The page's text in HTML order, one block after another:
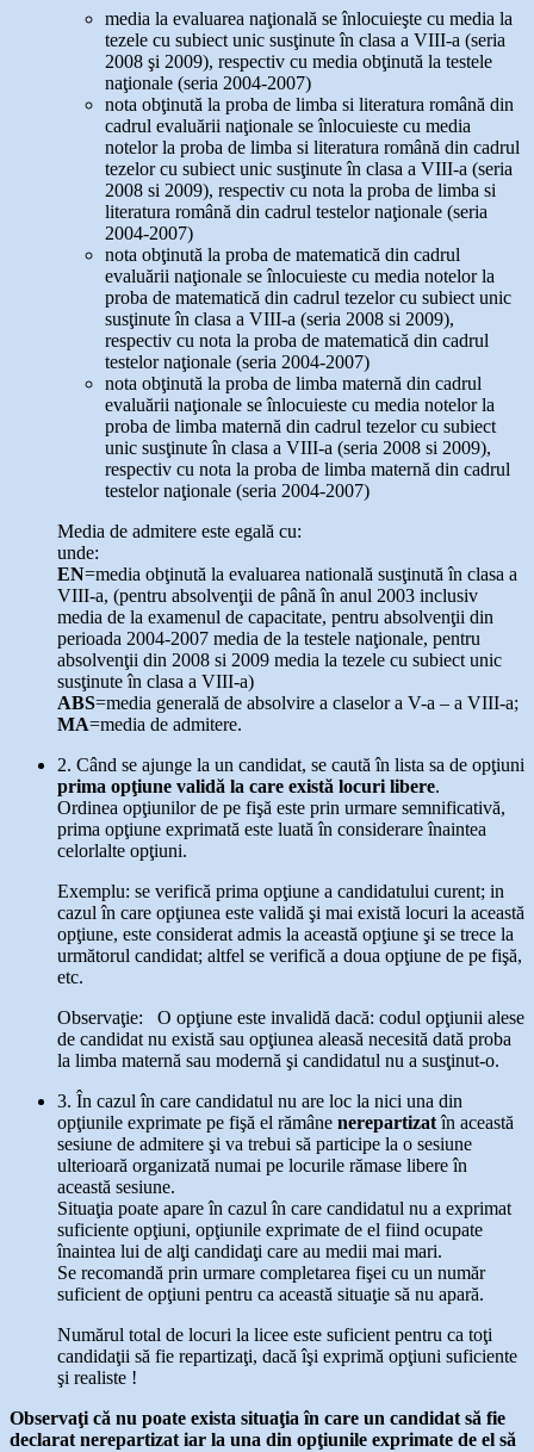
media la evaluarea naţională se înlocuieşte cu media la
tezele cu subiect unic susţinute în clasa a VIII-a (seria
2008 şi 2009), respectiv cu media obţinută la testele
naţionale (seria 2004-2007)
nota obţinută la proba de limba si literatura română din
cadrul evaluării naţionale se înlocuieste cu media
notelor la proba de limba si literatura română din cadrul
tezelor cu subiect unic susţinute în clasa a VIII-a (seria
2008 si 2009), respectiv cu nota la proba de limba si
literatura română din cadrul testelor naţionale (seria
2004-2007)
nota obţinută la proba de matematică din cadrul
evaluării naţionale se înlocuieste cu media notelor la
proba de matematică din cadrul tezelor cu subiect unic
susţinute în clasa a VIII-a (seria 2008 si 2009),
respectiv cu nota la proba de matematică din cadrul
testelor naţionale (seria 2004-2007)
nota obţinută la proba de limba maternă din cadrul
evaluării naţionale se înlocuieste cu media notelor la
proba de limba maternă din cadrul tezelor cu subiect
unic susţinute în clasa a VIII-a (seria 2008 si 2009),
respectiv cu nota la proba de limba maternă din cadrul
testelor naţionale (seria 2004-2007)
Media de admitere este egală cu:
unde:
EN=media obţinută la evaluarea natională susţinută în clasa a
VIII-a, (pentru absolvenţii de până în anul 2003 inclusiv
media de la examenul de capacitate, pentru absolvenţii din
perioada 2004-2007 media de la testele naţionale, pentru
absolvenţii din 2008 si 2009 media la tezele cu subiect unic
susţinute în clasa a VIII-a)
ABS=media generală de absolvire a claselor a V-a – a VIII-a;
MA=media de admitere.
2. Când se ajunge la un candidat, se caută în lista sa de opţiuni
prima opţiune validă la care există locuri libere.
Ordinea opţiunilor de pe fişă este prin urmare semnificativă,
prima opţiune exprimată este luată în considerare înaintea
celorlalte opţiuni.
Exemplu: se verifică prima opţiune a candidatului curent; in
cazul în care opţiunea este validă şi mai există locuri la această
opţiune, este considerat admis la această opţiune şi se trece la
următorul candidat; altfel se verifică a doua opţiune de pe fişă,
etc.
Observaţie: O opţiune este invalidă dacă: codul opţiunii alese
de candidat nu există sau opţiunea aleasă necesită dată proba
la limba maternă sau modernă şi candidatul nu a susţinut-o.
3. În cazul în care candidatul nu are loc la nici una din
opţiunile exprimate pe fişă el rămâne nerepartizatîn această
sesiune de admitere şi va trebui să participe la o sesiune
ulterioară organizată numai pe locurile rămase libere în
această sesiune.
Situaţia poate apare în cazul în care candidatul nu a exprimat
suficiente opţiuni, opţiunile exprimate de el fiind ocupate
înaintea lui de alţi candidaţi care au medii mai mari.
Se recomandă prin urmare completarea fişei cu un număr
suficient de opţiuni pentru ca această situaţie să nu apară.
Numărul total de locuri la licee este suficient pentru ca toţi
candidaţii să fie repartizaţi, dacă îşi exprimă opţiuni suficiente
şi realiste !
Observaţi că nu poate exista situaţia în care un candidat să fie
declarat nerepartizat iar la una din opţiunile exprimate de el să